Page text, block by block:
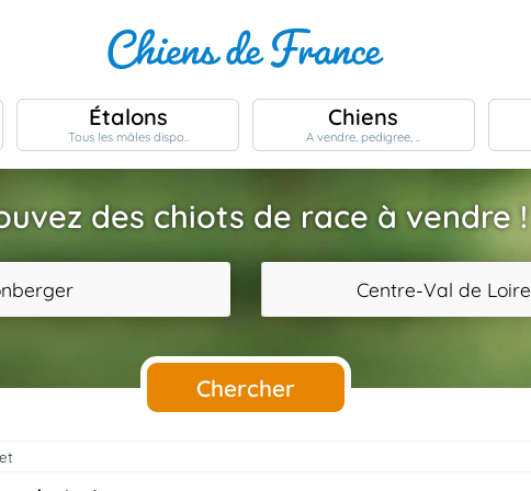
Étalons
Tous les mâles dispo..
Chiens
A vendre, pedigree, ..
des chiots de race à vendre !
Centre-Val de Loire
Chercher